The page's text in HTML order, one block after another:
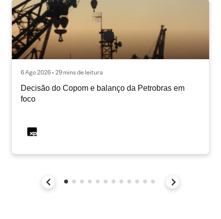
6 Ago 2026 • 29 mins de leitura
Decisão do Copom e balanço da Petrobras em
foco